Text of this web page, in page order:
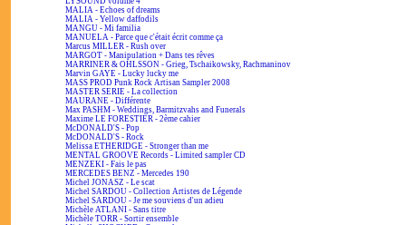
MALIA - Echoes of dreams
MALIA - Yellow daffodils
MANGU - Mi familia
MANUELA - Parce que c'était écrit comme ça
Marcus MILLER - Rush over
MARGOT - Manipulation + Dans tes rêves
MARRINER & OHLSSON - Grieg, Tschaikowsky, Rachmaninov
Marvin GAYE - Lucky lucky me
MASS PROD Punk Rock Artisan Sampler 2008
MASTER SERIE - La collection
MAURANE - Différente
Max PASHM - Weddings, Barmitzvahs and Funerals
Maxime LE FORESTIER - 2ème cahier
McDONALD'S - Pop
McDONALD'S - Rock
Melissa ETHERIDGE - Stronger than me
MENTAL GROOVE Records - Limited sampler CD
MENZEKI - Fais le pas
MERCEDES BENZ - Mercedes 190
Michel JONASZ - Le scat
Michel SARDOU - Collection Artistes de Légende
Michel SARDOU - Je me souviens d'un adieu
Michèle ATLANI - Sans titre
Michèle TORR - Sortir ensemble